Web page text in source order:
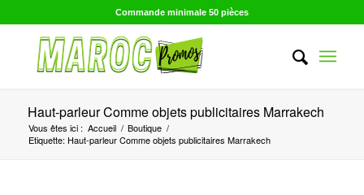
Commande minimale 50 pièces
Haut-parleur Comme objets publicitaires Marrakech
Vous êtes ici : Accueil / Boutique /
Etiquette: Haut-parleur Comme objets publicitaires Marrakech